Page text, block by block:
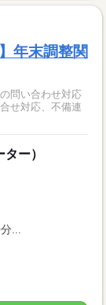
年末調整関
問い合わせ対応
ー）
...